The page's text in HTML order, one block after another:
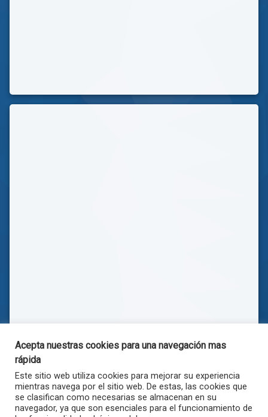
Acepta nuestras cookies para una navegación mas
rápida
Este sitio web utiliza cookies para mejorar su experiencia
mientras navega por el sitio web. De estas, las cookies que
se clasifican como necesarias se almacenan en su
navegador, ya que son esenciales para el funcionamiento de